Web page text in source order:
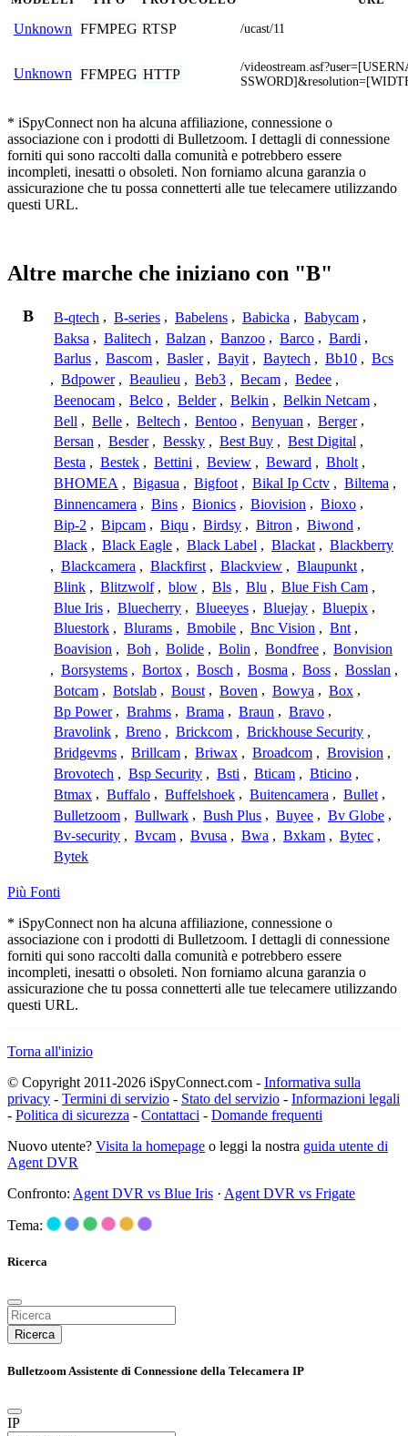
Unknown FFMPEG RTSP /ucast/11
Unknown FFMPEG HTTP
/
* iSpyConnect non ha alcuna affiliazione, connessione o
associazione con i prodotti di Bulletzoom. I dettagli di connessione
forniti qui sono raccolti dalla comunità e potrebbero essere
incompleti, inesatti o obsoleti. Non forniamo alcuna garanzia o
assicurazione che tu possa connetterti alle tue telecamere utilizzando
questi URL.
Altre marche che iniziano con "B"
B B-qtech , B-series , Babelens , Babicka , Babycam ,
Baksa , Balitech , Balzan , Banzoo , Barco , Bardi ,
Barlus , Bascom , Basler , Bayit , Baytech , Bb10 , Bcs
, Bdpower , Beaulieu , Beb3 , Becam , Bedee ,
Beenocam , Belco , Belder , Belkin , Belkin Netcam ,
Bell , Belle , Beltech , Bentoo , Benyuan , Berger ,
Bersan , Besder , Bessky , Best Buy , Best Digital ,
Besta , Bestek , Bettini , Beview , Beward , Bholt ,
BHOMEA , Bigasua , Bigfoot , Bikal Ip Cctv , Biltema ,
Binnencamera , Bins , Bionics , Biovision , Bioxo ,
Bip-2 , Bipcam , Biqu , Birdsy , Bitron , Biwond ,
Black , Black Eagle , Black Label , Blackat , Blackberry
, Blackcamera , Blackfirst , Blackview , Blaupunkt ,
Blink , Blitzwolf , blow , Bls , Blu , Blue Fish Cam ,
Blue Iris , Bluecherry , Blueeyes , Bluejay , Bluepix ,
Bluestork , Blurams , Bmobile , Bnc Vision , Bnt ,
Boavision , Boh , Bolide , Bolin , Bondfree , Bonvision
, Borsystems , Bortox , Bosch , Bosma , Boss , Bosslan ,
Botcam , Botslab , Boust , Boven , Bowya , Box ,
Bp Power , Brahms , Brama , Braun , Bravo ,
Bravolink , Breno , Brickcom , Brickhouse Security ,
Bridgevms , Brillcam , Briwax , Broadcom , Brovision ,
Brovotech , Bsp Security , Bsti , Bticam , Bticino ,
Btmax , Buffalo , Buffelshoek , Buitencamera , Bullet ,
Bulletzoom , Bullwark , Bush Plus , Buyee , Bv Globe ,
Bv-security , Bvcam , Bvusa , Bwa , Bxkam , Bytec ,
Bytek
Più Fonti
* iSpyConnect non ha alcuna affiliazione, connessione o
associazione con i prodotti di Bulletzoom. I dettagli di connessione
forniti qui sono raccolti dalla comunità e potrebbero essere
incompleti, inesatti o obsoleti. Non forniamo alcuna garanzia o
assicurazione che tu possa connetterti alle tue telecamere utilizzando
questi URL.
Torna all'inizio
© Copyright 2011-2026 iSpyConnect.com - Informativa sulla
privacy - Termini di servizio - Stato del servizio - Informazioni legali
- Politica di sicurezza - Contattaci - Domande frequenti
Nuovo utente? Visita la homepage o leggi la nostra guida utente di
Agent DVR
Confronto: Agent DVR vs Blue Iris · Agent DVR vs Frigate
Tema:
Ricerca
Ricerca
Bulletzoom Assistente di Connessione della Telecamera IP
IP